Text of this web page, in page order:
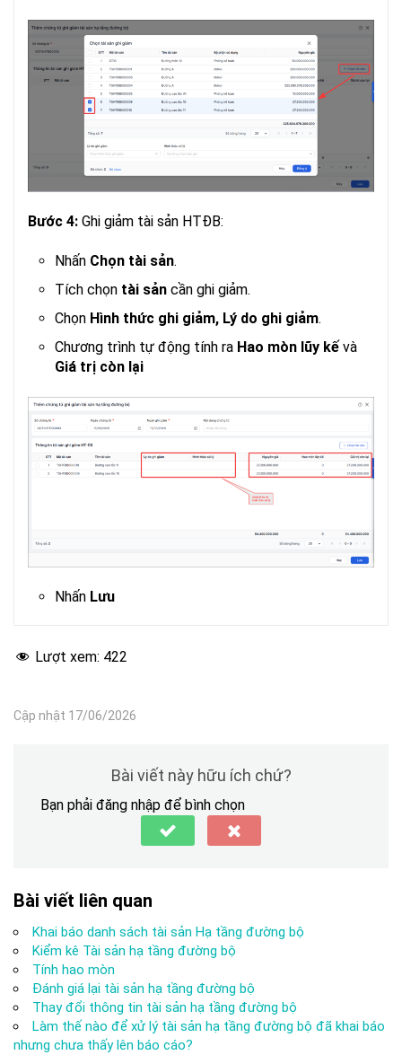
Bước 4: Ghi giảm tài sản HTĐB:
Nhấn Chọn tài sản.
Tích chọn tài sản cần ghi giảm.
Chọn Hình thức ghi giảm, Lý do ghi giảm.
Chương trình tự động tính ra Hao mòn lũy kế và
Giá trị còn lại
Nhấn Lưu
Lượt xem: 422
Cập nhật 17/06/2026
Bài viết này hữu ích chứ?
Bạn phải đăng nhập để bình chọn
Bài viết liên quan
Khai báo danh sách tài sản Hạ tầng đường bộ
Kiểm kê Tài sản hạ tầng đường bộ
Tính hao mòn
Đánh giá lại tài sản hạ tầng đường bộ
Thay đổi thông tin tài sản hạ tầng đường bộ
Làm thế nào để xử lý tài sản hạ tầng đường bộ đã khai báo
nhưng chưa thấy lên báo cáo?